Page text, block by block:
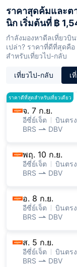
ราคาสุดค้มและต
นิก เริ่มต้นที่ ฿
กำลังมองหาดีลเที่ยว
เปล่า? ราคาที่ดีที่สุดคื
สำหรับเที่ยวไป-กลับ
เที่ยวไป-กลับ เ
ราคาดีที่สุดสำหรับเที่ยวเดียว
จ. 7 ก.ย.
อีซี่ย์เจ็ต
บินตรง
BRS
DBV
พฤ. 10 ก.ย.
อีซี่ย์เจ็ต
บินตรง
BRS
DBV
อ. 8 ก.ย.
อีซี่ย์เจ็ต
บินตรง
BRS
DBV
ส. 5 ก.ย.
อีซี่ย์เจ็ต
บินตรง
BRS
DBV